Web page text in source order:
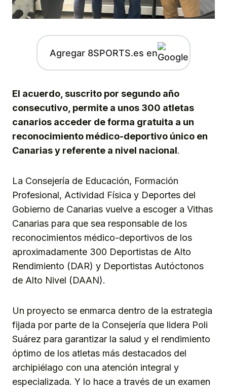
Agregar 8SPORTS.es en
El acuerdo, suscrito por segundo año
consecutivo, permite a unos 300 atletas
canarios acceder de forma gratuita a un
reconocimiento médico-deportivo único en
Canarias y referente a nivel nacional.
La Consejería de Educación, Formación
Profesional, Actividad Física y Deportes del
Gobierno de Canarias vuelve a escoger a Vithas
Canarias para que sea responsable de los
reconocimientos médico-deportivos de los
aproximadamente 300 Deportistas de Alto
Rendimiento (DAR) y Deportistas Autóctonos
de Alto Nivel (DAAN).
Un proyecto se enmarca dentro de la estrategia
fijada por parte de la Consejería que lidera Poli
Suárez para garantizar la salud y el rendimiento
óptimo de los atletas más destacados del
archipiélago con una atención integral y
especializada. Y lo hace a través de un examen